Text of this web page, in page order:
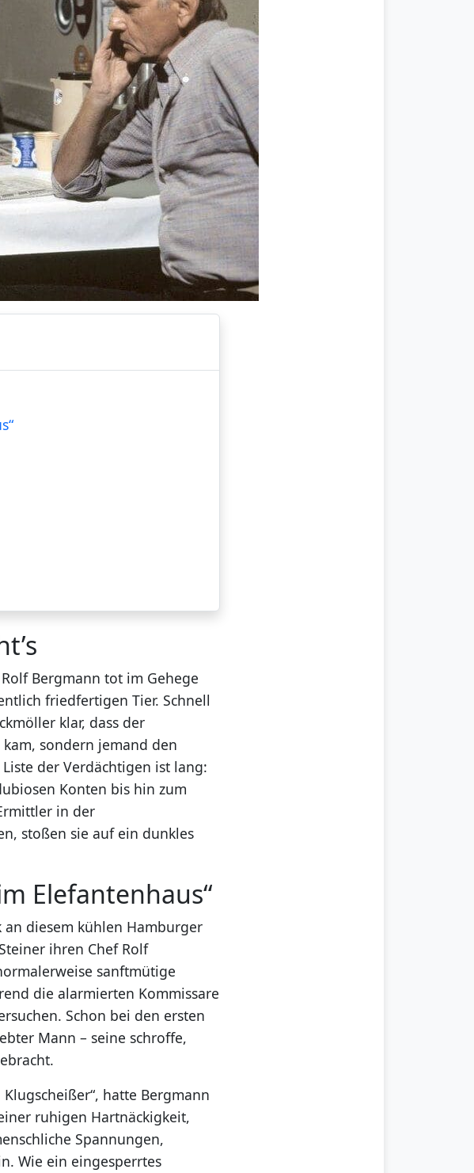
Bergmann tot im Gehege
friedfertigen Tier. Schnell
klar, dass der
sondern jemand den
der Verdächtigen ist lang:
Konten bis hin zum
in der
stoßen sie auf ein dunkles
Elefantenhaus“
diesem kühlen Hamburger
ihren Chef Rolf
sanftmütige
die alarmierten Kommissare
Schon bei den ersten
Mann – seine schroffe,
hatte Bergmann
ruhigen Hartnäckigkeit,
Spannungen,
Wie ein eingesperrtes